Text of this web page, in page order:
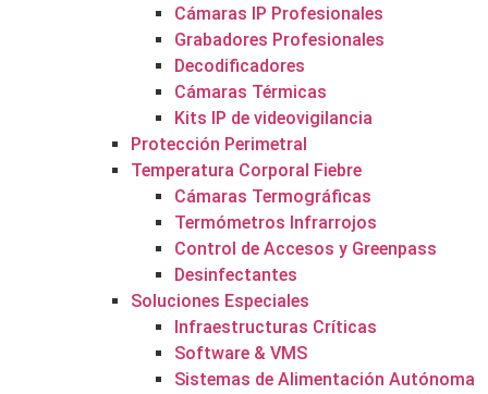
Cámaras IP Profesionales
Grabadores Profesionales
Decodificadores
Cámaras Térmicas
Kits IP de videovigilancia
Protección Perimetral
Temperatura Corporal Fiebre
Cámaras Termográficas
Termómetros Infrarrojos
Control de Accesos y Greenpass
Desinfectantes
Soluciones Especiales
Infraestructuras Críticas
Software & VMS
Sistemas de Alimentación Autónoma